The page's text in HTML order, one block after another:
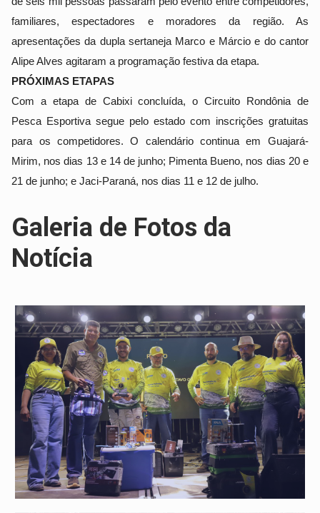
familiares, espectadores e moradores da região. As
apresentações da dupla sertaneja Marco e Márcio e do cantor
Alipe Alves agitaram a programação festiva da etapa.
PRÓXIMAS ETAPAS
Com a etapa de Cabixi concluída, o Circuito Rondônia de
Pesca Esportiva segue pelo estado com inscrições gratuitas
para os competidores. O calendário continua em Guajará-
Mirim, nos dias 13 e 14 de junho; Pimenta Bueno, nos dias 20 e
21 de junho; e Jaci-Paraná, nos dias 11 e 12 de julho.
Galeria de Fotos da
Notícia